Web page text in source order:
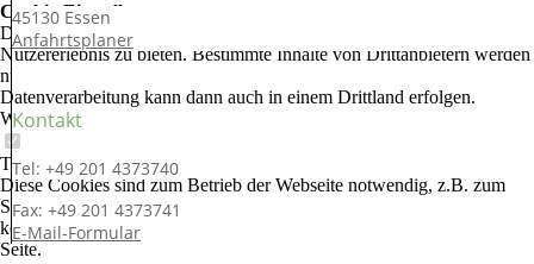
45130 Essen
Anfahrtsplaner
Kontakt
Tel: +49 201 4373740
Fax: +49 201 4373741
E-Mail-Formular
Cookie-Einstellungen
Diese Webseite verwendet Cookies, um Besuchern ein optimales
Nutzererlebnis zu bieten. Bestimmte Inhalte von Drittanbietern werden
nur angezeigt, wenn die entsprechende Option aktiviert ist. Die
Datenverarbeitung kann dann auch in einem Drittland erfolgen.
Weitere Informationen hierzu in der Datenschutzerklärung.
Technisch notwendige
Diese Cookies sind zum Betrieb der Webseite notwendig, z.B. zum
Schutz vor Hackerangriffen und zur Gewährleistung eines
konsistenten und der Nachfrage angepassten Erscheinungsbilds der
Seite.